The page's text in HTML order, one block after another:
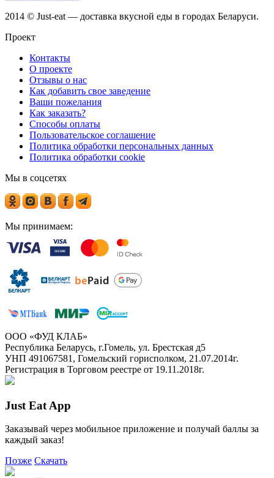
2014 © Just-eat — доставка вкусной еды в городах Беларуси.
Проект
Контакты
О проекте
Отзывы о нас
Как добавить свое заведение
Ваши пожелания
Как заказать?
Способы оплаты
Пользовательское соглашение
Политика обработки персональных данных
Политика обработки cookie
Мы в соцсетях
Мы принимаем:
ООО «ФУД КЛАБ»
Республика Беларусь, г.Гомель, ул. Брестская д5
УНП 491067581, Гомельский горисполком, 21.07.2014г.
Регистрация в Торговом реестре от 19.11.2018г.
Just Eat App
Заказывай через мобильное приложение и получай баллы за
каждый заказ!
Позже Скачать